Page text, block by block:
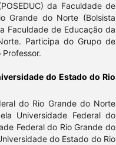
da Faculdade de
Grande do Norte (Bolsista
Faculdade de Educação da
Participa do Grupo de
do Estado do Rio
do Rio Grande do Norte
Universidade Federal do
Federal do Rio Grande do
do Estado do Rio